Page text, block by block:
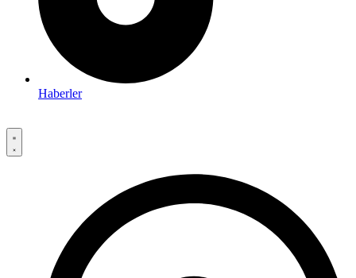
Haberler